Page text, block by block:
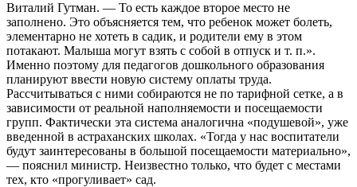
Виталий Гутман. — То есть каждое второе место не
заполнено. Это объясняется тем, что ребенок может болеть,
элементарно не хотеть в садик, и родители ему в этом
потакают. Малыша могут взять с собой в отпуск и т. п.».
Именно поэтому для педагогов дошкольного образования
планируют ввести новую систему оплаты труда.
Рассчитываться с ними собираются не по тарифной сетке, а в
зависимости от реальной наполняемости и посещаемости
групп. Фактически эта система аналогична «подушевой», уже
введенной в астраханских школах. «Тогда у нас воспитатели
будут заинтересованы в большой посещаемости материально»,
— пояснил министр. Неизвестно только, что будет с местами
тех, кто «прогуливает» сад.